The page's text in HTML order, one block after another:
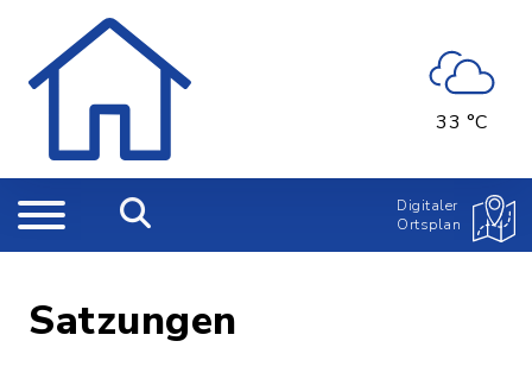
33 °C
Digitaler
Ortsplan
Satzungen